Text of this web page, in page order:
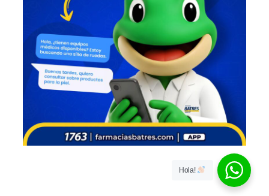
Hola!